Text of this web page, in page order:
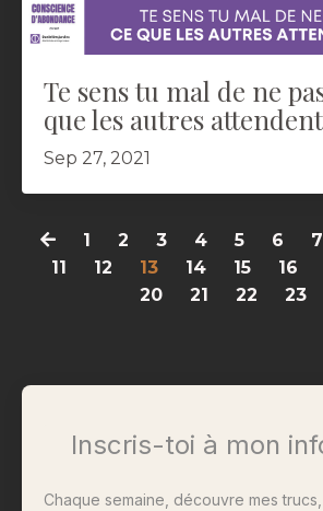
Te sens tu mal de ne
que les autres
Sep 27, 2021
1 2 3 4 5 6 7
11
12 13 14 15 16
20
21 22 23
Inscris-toi à mon
Chaque semaine, découvre mes